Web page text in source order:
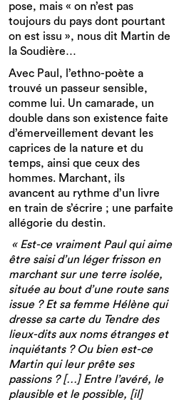
pose, mais « on n’est pas
toujours du pays dont pourtant
on est issu », nous dit Martin de
la Soudière…
Avec Paul, l’ethno-poète a
trouvé un passeur sensible,
comme lui. Un camarade, un
double dans son existence faite
d’émerveillement devant les
caprices de la nature et du
temps, ainsi que ceux des
hommes. Marchant, ils
avancent au rythme d’un livre
en train de s’écrire ; une parfaite
allégorie du destin.
« Est-ce vraiment Paul qui aime
être saisi d’un léger frisson en
marchant sur une terre isolée,
située au bout d’une route sans
issue ? Et sa femme Hélène qui
dresse sa carte du Tendre des
lieux-dits aux noms étranges et
inquiétants ? Ou bien est-ce
Martin qui leur prête ses
passions ? […] Entre l’avéré, le
plausible et le possible, [il]